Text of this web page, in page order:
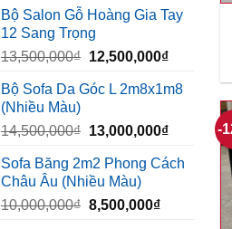
là:
6,500,000₫.
tại
5,400,000₫.
Bộ Salon Gỗ Hoàng Gia Tay
12 Sang Trọng
13,500,000₫ Giá
là:
12,500,000₫Giá
tại
Bộ Sofa Da Góc L 2m8x1m8
(Nhiều Màu)
14,500,000₫ Giá
là:
14,500,000₫.
13,000,000₫Giá
tại
Sofa Băng 2m2 Phong Cách
Châu Âu (Nhiều Màu)
10,000,000₫ Giá
8,500,000₫Giá
-